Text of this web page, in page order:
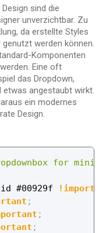
sind die
unverzichtbar. Zu
da erstellte Styles
werden können.
Komponenten
Eine oft
das Dropdown,
etwas angestaubt wirkt.
ein modernes
Design.
for
#00929f
;
;
;